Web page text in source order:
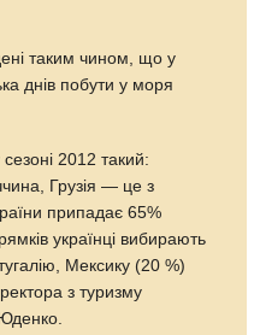
таким чином, що у
днів побути у моря
2012 такий:
Грузія — це з
припадає 65%
українці вибирають
Мексику (20 %)
з туризму